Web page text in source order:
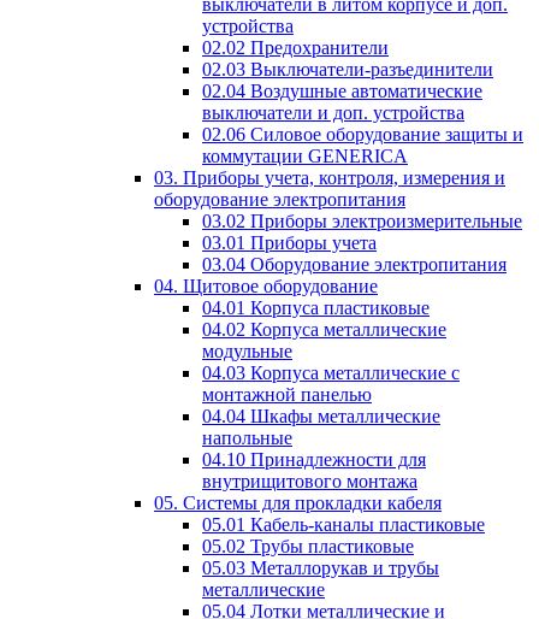
устройства
02.02 Предохранители
02.03 Выключатели-разъединители
02.04 Воздушные автоматические
выключатели и доп. устройства
02.06 Силовое оборудование защиты и
коммутации GENERICA
03. Приборы учета, контроля, измерения и
оборудование электропитания
03.02 Приборы электроизмерительные
03.01 Приборы учета
03.04 Оборудование электропитания
04. Щитовое оборудование
04.01 Корпуса пластиковые
04.02 Корпуса металлические
модульные
04.03 Корпуса металлические с
монтажной панелью
04.04 Шкафы металлические
напольные
04.10 Принадлежности для
внутрищитового монтажа
05. Системы для прокладки кабеля
05.01 Кабель-каналы пластиковые
05.02 Трубы пластиковые
05.03 Металлорукав и трубы
металлические
05.04 Лотки металлические и